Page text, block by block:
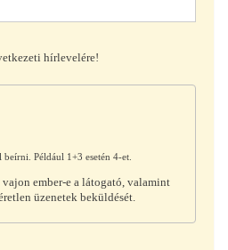
hírlevelére!
Például 1+3 esetén 4-et.
ember-e a látogató, valamint
üzenetek beküldését.